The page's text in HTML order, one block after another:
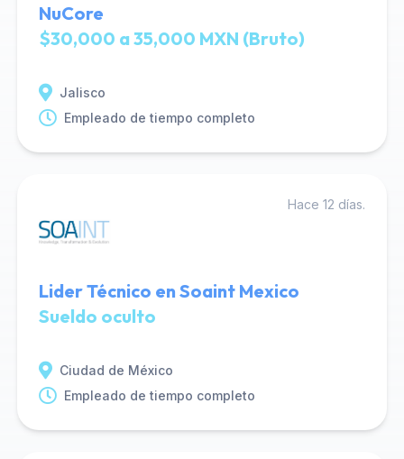
NuCore
$30,000 a 35,000 MXN (Bruto)
Jalisco
Empleado de tiempo completo
Hace 12 días.
Lider Técnico en Soaint Mexico
Sueldo oculto
Ciudad de México
Empleado de tiempo completo